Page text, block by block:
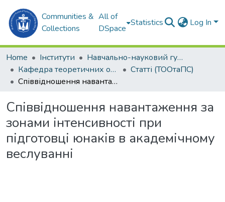
Communities &
Collections
All of
DSpace
Statistics Log In
Home Інститути
Навчально-науковий гуманітарний інститут (ННГІ)
Кафедра теоретичних основ олімпійського та професійного спорту (ТООтаПС)
Статті (ТООтаПС)
Співвідношення навантаження за зонами інтенсивності при підготовці юнаків в академічному веслуванні
Співвідношення навантаження за
зонами інтенсивності при
підготовці юнаків в академічному
веслуванні